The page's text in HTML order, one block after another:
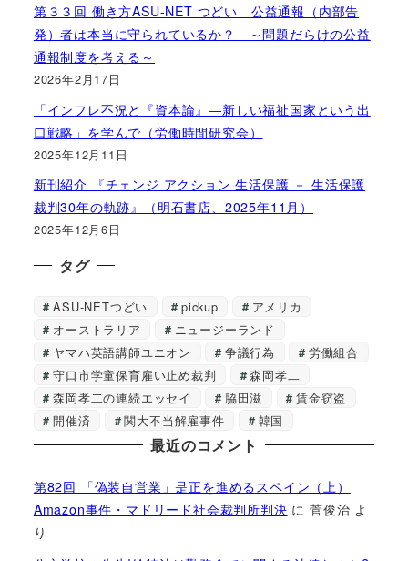
第３３回 働き方ASU-NET つどい 公益通報（内部告
発）者は本当に守られているか？ ～問題だらけの公益
通報制度を考える～
2026年2月17日
「インフレ不況と『資本論』―新しい福祉国家という出
口戦略」を学んで（労働時間研究会）
2025年12月11日
新刊紹介 『チェンジ アクション 生活保護 － 生活保護
裁判30年の軌跡』（明石書店、2025年11月）
2025年12月6日
タグ
ASU-NETつどい pickup
アメリカ
オーストラリア
ニュージーランド
ヤマハ英語講師ユニオン
争議行為
労働組合
守口市学童保育雇い止め裁判
森岡孝二
森岡孝二の連続エッセイ
脇田滋
賃金窃盗
開催済
関大不当解雇事件 韓国
最近のコメント
第82回 「偽装自営業」是正を進めるスペイン（上）
Amazon事件・マドリード社会裁判所判決 に菅俊治 よ
り